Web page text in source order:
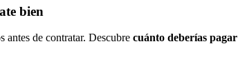
bien
antes de contratar. Descubre cuánto deberías pagar